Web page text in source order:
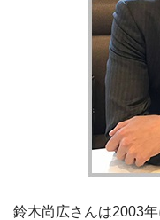
鈴木尚広さんは2003